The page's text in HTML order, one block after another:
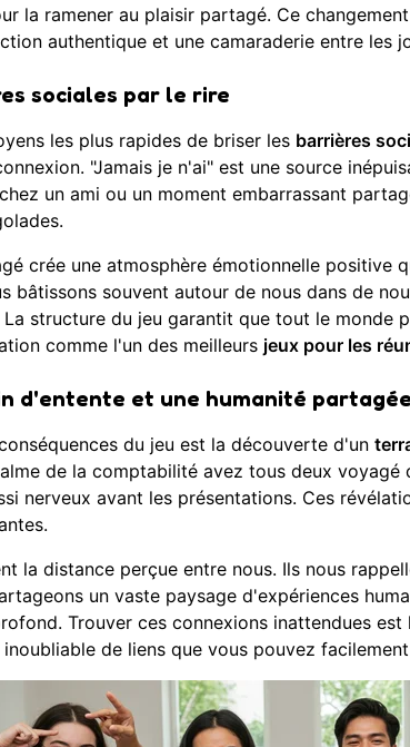
la ramener au plaisir partagé. Ce
authentique et une camaraderie entre les
sociales par le rire
les plus rapides de briser les barrières
"Jamais je n'ai" est une source
un ami ou un moment embarrassant
crée une atmosphère émotionnelle positive
bâtissons souvent autour de nous dans de
structure du jeu garantit que tout le monde
comme l'un des meilleurs jeux pour les
d'entente et une humanité partagée
du jeu est la découverte d'un
de la comptabilité avez tous deux voyagé
nerveux avant les présentations. Ces
la distance perçue entre nous. Ils nous
un vaste paysage d'expériences
Trouver ces connexions inattendues
inoubliable de liens que vous pouvez